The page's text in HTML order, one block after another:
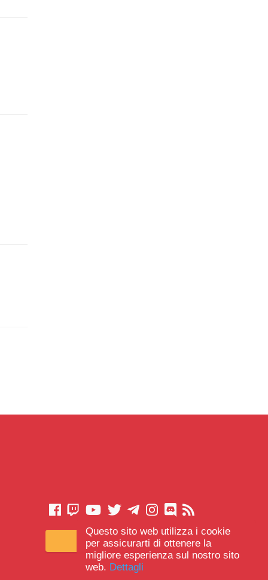
Questo sito web utilizza i cookie
per assicurarti di ottenere la
migliore esperienza sul nostro sito
web. Dettagli
CONTATTACI